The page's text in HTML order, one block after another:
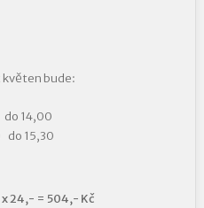
květen bude:
14,00
15,30
x 24,- = 504,- Kč